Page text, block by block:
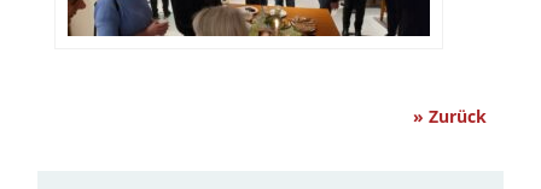
» Zurück